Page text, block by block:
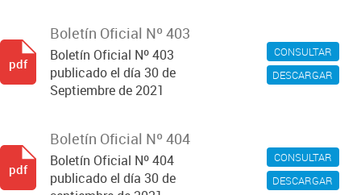
CONSULTAR
DESCARGAR
Boletín Oficial Nº 403
Boletín Oficial Nº 403
publicado el día 30 de
Septiembre de 2021
pdf
CONSULTAR
DESCARGAR
Boletín Oficial Nº 404
Boletín Oficial Nº 404
publicado el día 30 de
pdf